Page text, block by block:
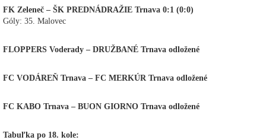
FK Zeleneč – ŠK PREDNÁDRAŽIE Trnava 0:1 (0:0)
Góly: 35. Malovec
FLOPPERS Voderady – DRUŽBANÉ Trnava odložené
FC VODÁREŇ Trnava – FC MERKÚR Trnava odložené
FC KABO Trnava – BUON GIORNO Trnava odložené
Tabuľka po 18. kole: